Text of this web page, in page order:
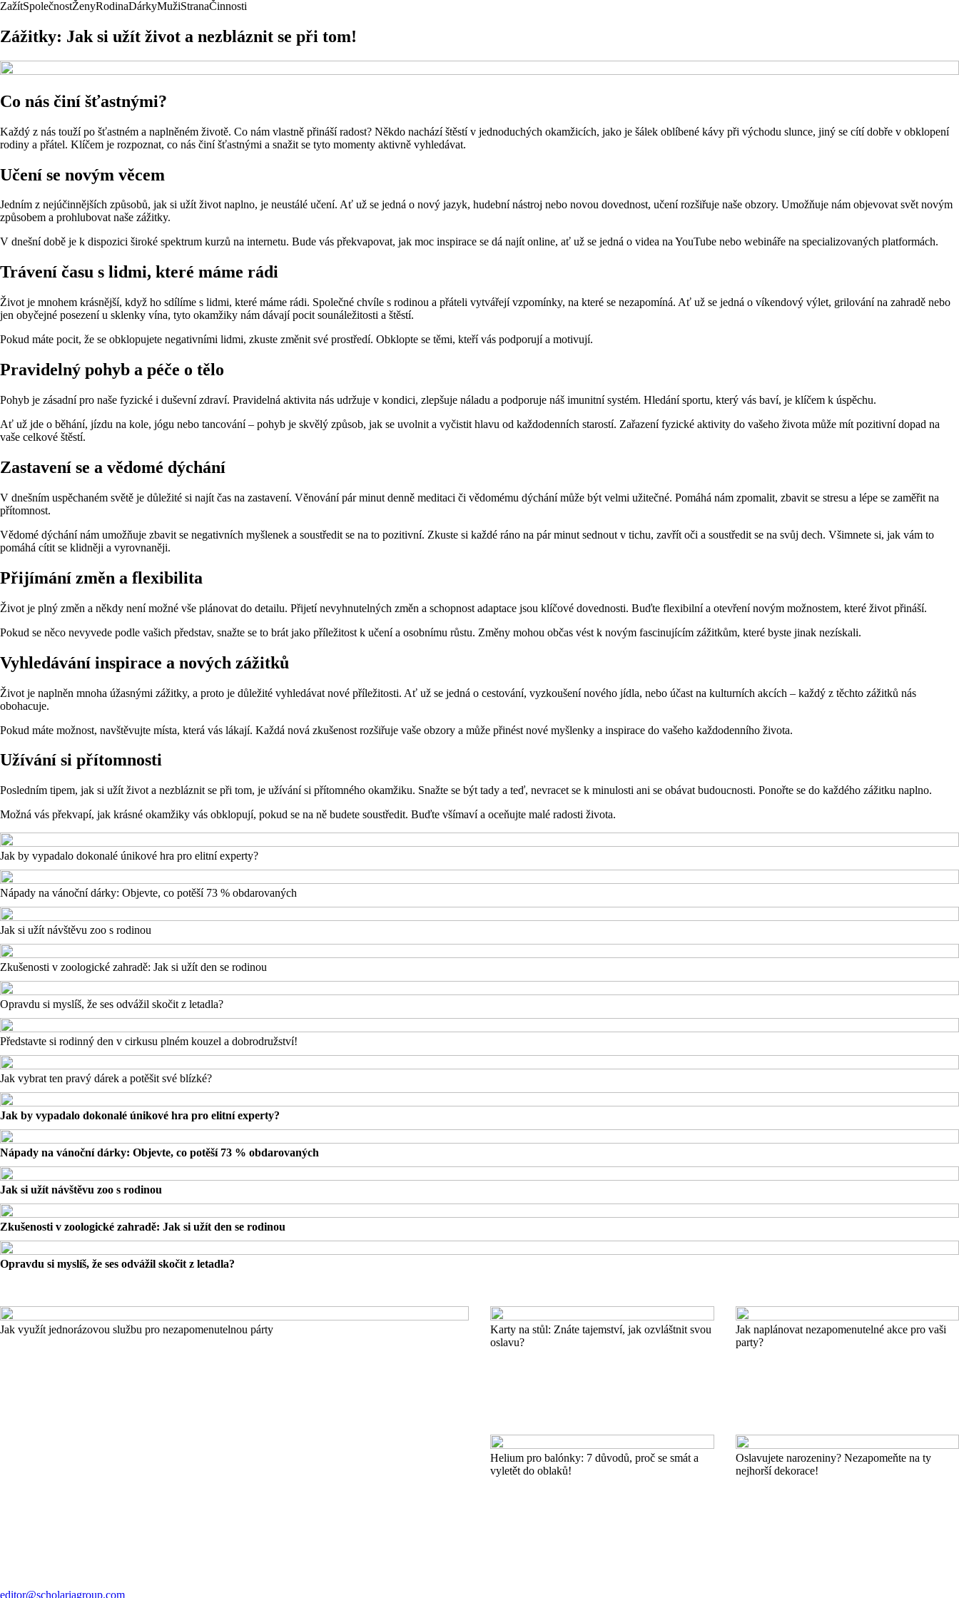
ZažítSpolečnostŽenyRodinaDárkyMužiStranaČinnosti
Zážitky: Jak si užít život a nezbláznit se při tom!
Co nás činí šťastnými?
Každý z nás touží po šťastném a naplněném životě. Co nám vlastně přináší radost? Někdo nachází štěstí v jednoduchých okamžicích, jako je šálek oblíbené kávy při východu slunce, jiný se cítí dobře v obklopení
rodiny a přátel. Klíčem je rozpoznat, co nás činí šťastnými a snažit se tyto momenty aktivně vyhledávat.
Učení se novým věcem
Jedním z nejúčinnějších způsobů, jak si užít život naplno, je neustálé učení. Ať už se jedná o nový jazyk, hudební nástroj nebo novou dovednost, učení rozšiřuje naše obzory. Umožňuje nám objevovat svět novým
způsobem a prohlubovat naše zážitky.
V dnešní době je k dispozici široké spektrum kurzů na internetu. Bude vás překvapovat, jak moc inspirace se dá najít online, ať už se jedná o videa na YouTube nebo webináře na specializovaných platformách.
Trávení času s lidmi, které máme rádi
Život je mnohem krásnější, když ho sdílíme s lidmi, které máme rádi. Společné chvíle s rodinou a přáteli vytvářejí vzpomínky, na které se nezapomíná. Ať už se jedná o víkendový výlet, grilování na zahradě nebo
jen obyčejné posezení u sklenky vína, tyto okamžiky nám dávají pocit sounáležitosti a štěstí.
Pokud máte pocit, že se obklopujete negativními lidmi, zkuste změnit své prostředí. Obklopte se těmi, kteří vás podporují a motivují.
Pravidelný pohyb a péče o tělo
Pohyb je zásadní pro naše fyzické i duševní zdraví. Pravidelná aktivita nás udržuje v kondici, zlepšuje náladu a podporuje náš imunitní systém. Hledání sportu, který vás baví, je klíčem k úspěchu.
Ať už jde o běhání, jízdu na kole, jógu nebo tancování – pohyb je skvělý způsob, jak se uvolnit a vyčistit hlavu od každodenních starostí. Zařazení fyzické aktivity do vašeho života může mít pozitivní dopad na
vaše celkové štěstí.
Zastavení se a vědomé dýchání
V dnešním uspěchaném světě je důležité si najít čas na zastavení. Věnování pár minut denně meditaci či vědomému dýchání může být velmi užitečné. Pomáhá nám zpomalit, zbavit se stresu a lépe se zaměřit na
přítomnost.
Vědomé dýchání nám umožňuje zbavit se negativních myšlenek a soustředit se na to pozitivní. Zkuste si každé ráno na pár minut sednout v tichu, zavřít oči a soustředit se na svůj dech. Všimnete si, jak vám to
pomáhá cítit se klidněji a vyrovnaněji.
Přijímání změn a flexibilita
Život je plný změn a někdy není možné vše plánovat do detailu. Přijetí nevyhnutelných změn a schopnost adaptace jsou klíčové dovednosti. Buďte flexibilní a otevření novým možnostem, které život přináší.
Pokud se něco nevyvede podle vašich představ, snažte se to brát jako příležitost k učení a osobnímu růstu. Změny mohou občas vést k novým fascinujícím zážitkům, které byste jinak nezískali.
Vyhledávání inspirace a nových zážitků
Život je naplněn mnoha úžasnými zážitky, a proto je důležité vyhledávat nové příležitosti. Ať už se jedná o cestování, vyzkoušení nového jídla, nebo účast na kulturních akcích – každý z těchto zážitků nás
obohacuje.
Pokud máte možnost, navštěvujte místa, která vás lákají. Každá nová zkušenost rozšiřuje vaše obzory a může přinést nové myšlenky a inspirace do vašeho každodenního života.
Užívání si přítomnosti
Posledním tipem, jak si užít život a nezbláznit se při tom, je užívání si přítomného okamžiku. Snažte se být tady a teď, nevracet se k minulosti ani se obávat budoucnosti. Ponořte se do každého zážitku naplno.
Možná vás překvapí, jak krásné okamžiky vás obklopují, pokud se na ně budete soustředit. Buďte všímaví a oceňujte malé radosti života.
Jak by vypadalo dokonalé únikové hra pro elitní experty?
Nápady na vánoční dárky: Objevte, co potěší 73 % obdarovaných
Jak si užít návštěvu zoo s rodinou
Zkušenosti v zoologické zahradě: Jak si užít den se rodinou
Opravdu si myslíš, že ses odvážil skočit z letadla?
Představte si rodinný den v cirkusu plném kouzel a dobrodružství!
Jak vybrat ten pravý dárek a potěšit své blízké?
Jak by vypadalo dokonalé únikové hra pro elitní experty?
Nápady na vánoční dárky: Objevte, co potěší 73 % obdarovaných
Jak si užít návštěvu zoo s rodinou
Zkušenosti v zoologické zahradě: Jak si užít den se rodinou
Opravdu si myslíš, že ses odvážil skočit z letadla?
Jak využít jednorázovou službu pro nezapomenutelnou párty
Karty na stůl: Znáte tajemství, jak ozvláštnit svou
oslavu?
Jak naplánovat nezapomenutelné akce pro vaši
party?
Helium pro balónky: 7 důvodů, proč se smát a
vyletět do oblaků!
Oslavujete narozeniny? Nezapomeňte na ty
nejhorší dekorace!
editor@scholariagroup.com